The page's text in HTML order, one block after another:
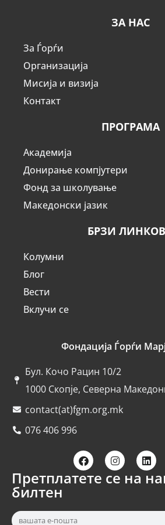
ЗА НАС
За Ѓорѓи
Организација
Мисија и визија
Контакт
ПРОГРАМА
Академија
Донирање компјутери
Фонд за школување
Македонски јазик
БРЗИ
Колумни
Блог
Вести
Вклучи се
Фондација Ѓорѓи
Бул. Кочо Рацин 10/2
1000 Скопје, Северна
contact(at)fgm.org.mk
076 406 996
Претплатете се на
билтен